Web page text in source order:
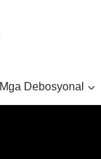
Mga Debosyonal